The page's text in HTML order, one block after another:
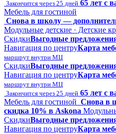
Закончится через 25 дней 65 лет с
Мебель для гостиной
Снова в школу —
Модульные детские · Детские
СкидкиВыгодные
Навигация по центруКарта
маршрут внутри МЦ
СкидкиВыгодные
Навигация по центруКарта
маршрут внутри МЦ
Закончится через 25 дней 65 лет с
Мебель для гостиной Снова в
скидка 10% в Askona
СкидкиВыгодные
Навигация по центруКарта